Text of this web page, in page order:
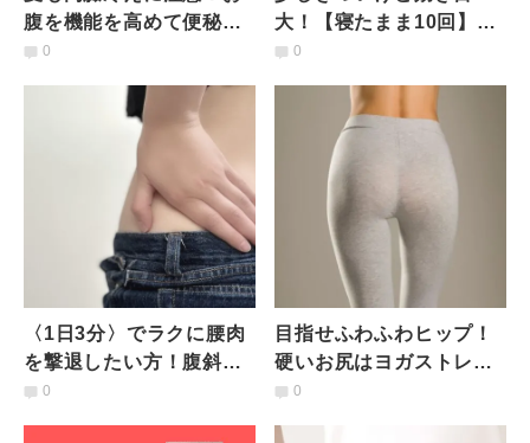
腹を機能を高めて便秘解
消にもなる「四つん這い
0
大！【寝たまま10回】40
代からのぽっこりお腹引
0
〈1日3分〉でラクに腰肉
を撃退したい方！腹斜筋
がカギ→みるみるお腹が
0
目指せふわふわヒップ！
硬いお尻はヨガストレッ
チでほぐしていく【牛面
0